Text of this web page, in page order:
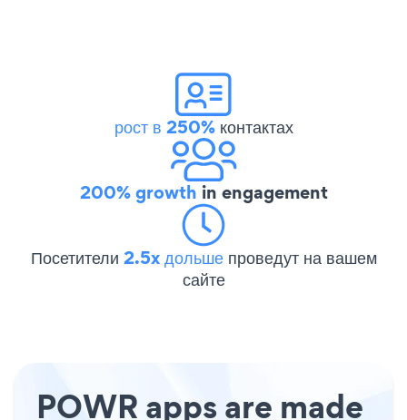
рост в 250%контактах
200% growth in engagement
Посетители 2.5x дольше проведут на вашем
сайте
POWR apps are made